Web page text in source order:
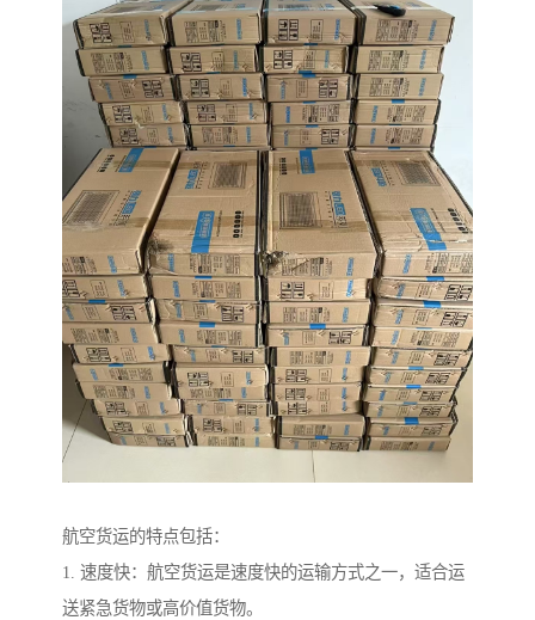
航空货运的特点包括：
1. 速度快：航空货运是速度快的运输方式之一，适合运
送紧急货物或高价值货物。